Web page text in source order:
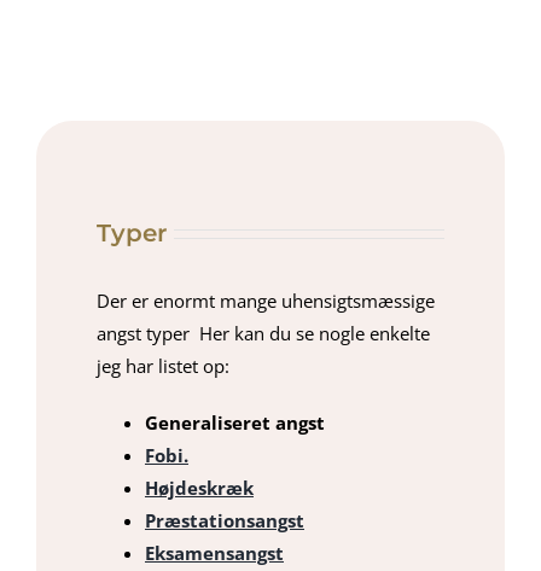
Typer
Der er enormt mange uhensigtsmæssige
angst typer Her kan du se nogle enkelte
jeg har listet op:
Generaliseret angst
Fobi.
Højdeskræk
Præstationsangst
Eksamensangst